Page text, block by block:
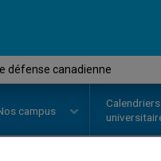
défense canadienne
campus
Calendriers